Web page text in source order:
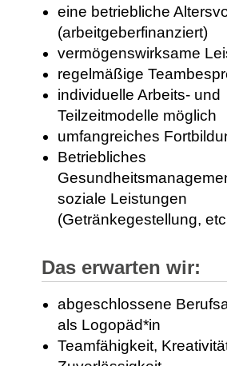
eine betriebliche
(arbeitgeberfinanziert)
vermögenswirksame
regelmäßige
individuelle Arbeits- und
Teilzeitmodelle möglich
umfangreiches
Betriebliches
soziale Leistungen
(Getränkegestellung,
Das erwarten wir:
abgeschlossene
als Logopäd*in
Teamfähigkeit,